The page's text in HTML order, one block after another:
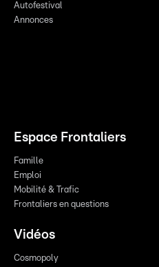
Autofestival
Annonces
Espace Frontaliers
Famille
Emploi
Mobilité & Trafic
Frontaliers en questions
Vidéos
Cosmopoly